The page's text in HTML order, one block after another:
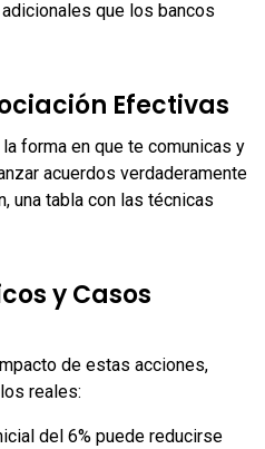
que los bancos
Efectivas
forma en que te comunicas y
acuerdos verdaderamente
una tabla con las técnicas
y Casos
de estas acciones,
reales:
del 6% puede reducirse